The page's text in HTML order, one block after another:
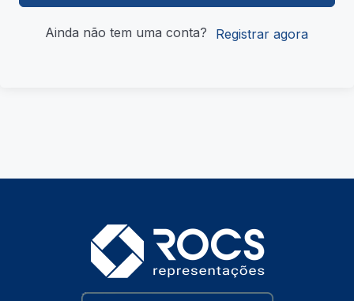
Ainda não tem uma conta? Registrar agora